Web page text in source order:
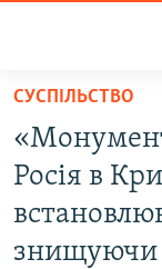
Перейти
основного
матеріалу
до
основної
ВОДА.КРИМ
ВІДЕО ТА ФОТО
СУСПІЛЬСТВО
Росія в
знищуючи